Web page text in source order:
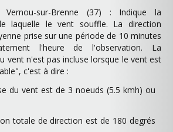
Vernou-sur-Brenne (37) : Indique la
laquelle le vent souffle. La direction
prise sur une période de 10 minutes
l'heure de l'observation. La
vent n'est pas incluse lorsque le vent est
c'est à dire :
du vent est de 3 noeuds (5.5 kmh) ou
totale de direction est de 180 degrés